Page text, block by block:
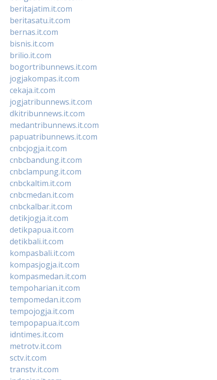
beritajatim.it.com
beritasatu.it.com
bernas.it.com
bisnis.it.com
brilio.it.com
bogortribunnews.it.com
jogjakompas.it.com
cekaja.it.com
jogjatribunnews.it.com
dkitribunnews.it.com
medantribunnews.it.com
papuatribunnews.it.com
cnbcjogja.it.com
cnbcbandung.it.com
cnbclampung.it.com
cnbckaltim.it.com
cnbcmedan.it.com
cnbckalbar.it.com
detikjogja.it.com
detikpapua.it.com
detikbali.it.com
kompasbali.it.com
kompasjogja.it.com
kompasmedan.it.com
tempoharian.it.com
tempomedan.it.com
tempojogja.it.com
tempopapua.it.com
idntimes.it.com
metrotv.it.com
sctv.it.com
transtv.it.com